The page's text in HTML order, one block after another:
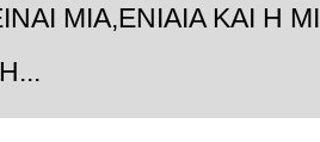
ΜΙΑ,ΕΝΙΑΙΑ ΚΑΙ Η